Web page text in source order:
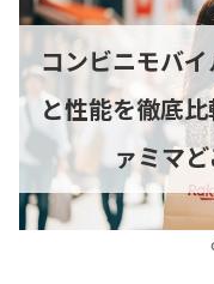
コンビニモバ
と性能を徹底
ァミマ